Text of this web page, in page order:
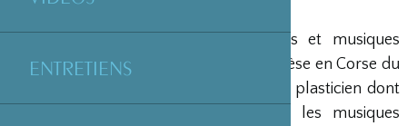
ENTRETIENS
Créé en 2018, l’espace Isaky (Images et musiques
actuelles, association loi de 1901) à Cargèse en Corse du
Sud, accueille, chaque année un artiste plasticien dont
le travail entre en résonnance avec les musiques